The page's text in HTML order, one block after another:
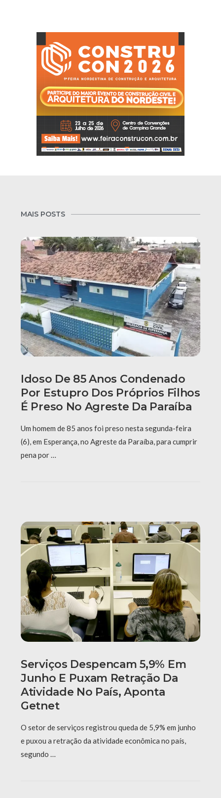
MAIS POSTS
Idoso De 85 Anos Condenado
Por Estupro Dos Próprios Filhos
É Preso No Agreste Da Paraíba
Um homem de 85 anos foi preso nesta segunda-feira
(6), em Esperança, no Agreste da Paraíba, para cumprir
pena por …
Serviços Despencam 5,9% Em
Junho E Puxam Retração Da
Atividade No País, Aponta
Getnet
O setor de serviços registrou queda de 5,9% em junho
e puxou a retração da atividade econômica no país,
segundo …